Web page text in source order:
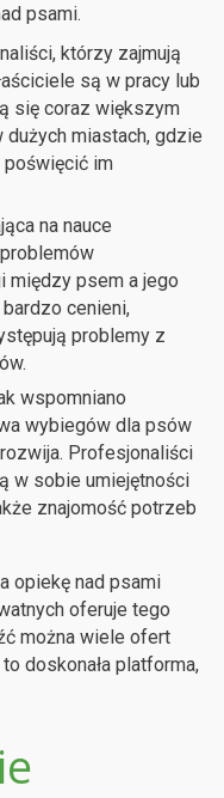
psami.
którzy zajmują
są w pracy lub
się coraz większym
miastach, gdzie
poświęcić im
na nauce
między psem a jego
cenieni,
problemy z
wspomniano
wybiegów dla psów
Profesjonaliści
w sobie umiejętności
znajomość potrzeb
opiekę nad psami
oferuje tego
można wiele ofert
doskonała platforma,